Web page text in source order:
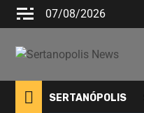
07/08/2026
SERTANÓPOLIS